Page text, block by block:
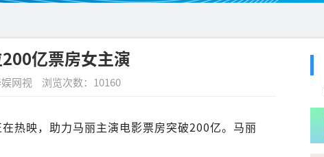
亿票房女主演
网视 浏览次数： 10160
热映，助力马丽主演电影票房突破200亿。马丽